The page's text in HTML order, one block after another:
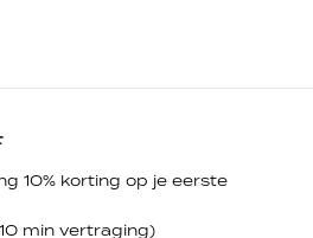
10% korting op je eerste
min vertraging)